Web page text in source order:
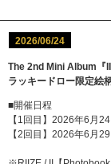
2026/06/24
The 2nd Mini Album『
ラッキードロー限定絵
■開催日程
【1回目】2026年6月
【2回目】2026年6月